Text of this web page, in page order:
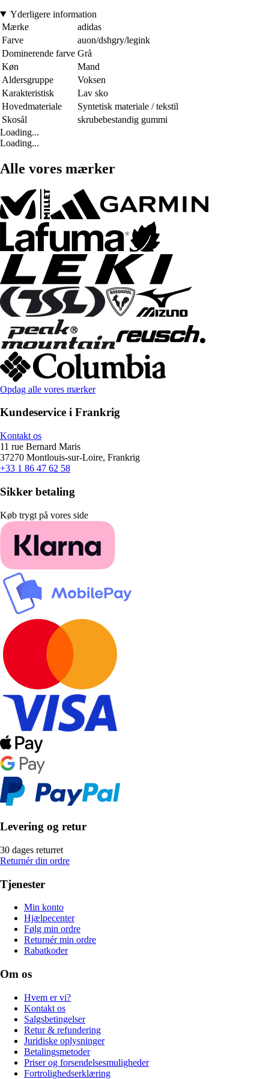
Yderligere information
Mærke
adidas
Farve
auon/dshgry/legink
Dominerende farve Grå
Køn
Mand
Aldersgruppe
Voksen
Karakteristisk
Lav sko
Hovedmateriale
Syntetisk materiale / tekstil
Skosål
skrubebestandig gummi
Loading...
Loading...
Alle vores mærker
Opdag alle vores mærker
Kundeservice i Frankrig
Kontakt os
11 rue Bernard Maris
37270 Montlouis-sur-Loire, Frankrig
+33 1 86 47 62 58
Sikker betaling
Køb trygt på vores side
Levering og retur
30 dages returret
Returnér din ordre
Tjenester
Min konto
Hjælpecenter
Følg min ordre
Returnér min ordre
Rabatkoder
Om os
Hvem er vi?
Kontakt os
Salgsbetingelser
Retur & refundering
Juridiske oplysninger
Betalingsmetoder
Priser og forsendelsesmuligheder
Fortrolighedserklæring